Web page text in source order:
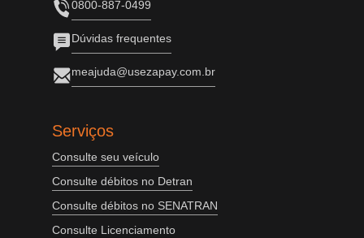
0800-887-0499
Dúvidas frequentes
meajuda@usezapay.com.br
Serviços
Consulte seu veículo
Consulte débitos no Detran
Consulte débitos no SENATRAN
Consulte Licenciamento